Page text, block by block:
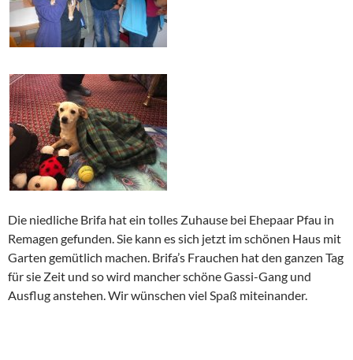
Die niedliche Brifa hat ein tolles Zuhause bei Ehepaar Pfau in
Remagen gefunden. Sie kann es sich jetzt im schönen Haus mit
Garten gemütlich machen. Brifa’s Frauchen hat den ganzen Tag
für sie Zeit und so wird mancher schöne Gassi-Gang und
Ausflug anstehen. Wir wünschen viel Spaß miteinander.